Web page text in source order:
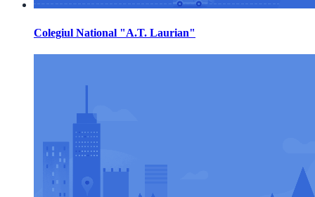
Colegiul National "A.T. Laurian"